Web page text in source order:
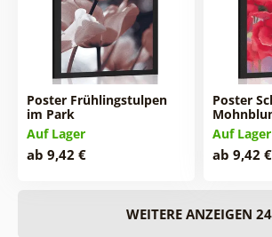
Poster Frühlingstulpen
im Park
Auf Lager
ab 9,42 €
Poster
Auf Lager
ab 9,42 €
WEITERE ANZEIGEN 24